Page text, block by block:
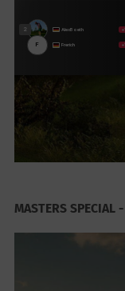
MASTERS SPECIAL